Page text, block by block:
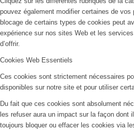
pouvez également modifier certaines de vos
blocage de certains types de cookies peut
expérience sur nos sites Web et les
d’offrir.
Cookies Web Essentiels
Ces cookies sont strictement nécessaires
disponibles sur notre site et pour utiliser
Du fait que ces cookies sont absolument
les refuser aura un impact sur la façon dont
toujours bloquer ou effacer les cookies via